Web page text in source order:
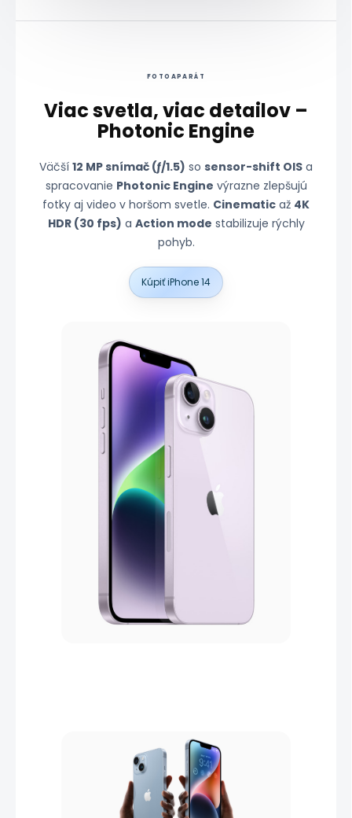
FOTOAPARÁT
Viac svetla, viac detailov –
Photonic Engine
Väčší 12 MP snímač (ƒ/1.5) so sensor-shift OIS a
spracovanie Photonic Engine výrazne zlepšujú
fotky aj video v horšom svetle. Cinematic až 4K
HDR (30 fps) a Action mode stabilizuje rýchly
pohyb.
Kúpiť iPhone 14